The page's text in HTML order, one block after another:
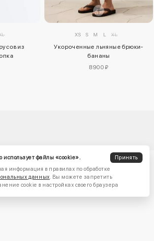
из
XS S M L XL
Укороченные льняные брюки-
бананы
8900 ₽
использует файлы «cookie».
Принять
информация в правилах по обработке
данных. Вы можете запретить
cookie в настройках своего браузера